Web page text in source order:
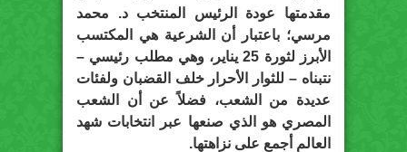
مقدمتها عودة الرئيس المنتخب د. محمد
مرسي؛ باعتبار أن الشرعية هي المكتسب
الأبرز لثورة 25 يناير، وهي مطلب رئيسي –
نتبناه – للثوار الأحرار خلف القضبان ولفئات
عديدة من الشعب، فضلاً عن أن الشعب
المصري هو الذي صنعها عبر انتخابات شهد
العالم أجمع على نزاهتها.